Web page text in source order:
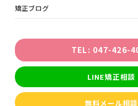
矯正ブログ
TEL: 047-426-
LINE矯正相談
無料メール相談